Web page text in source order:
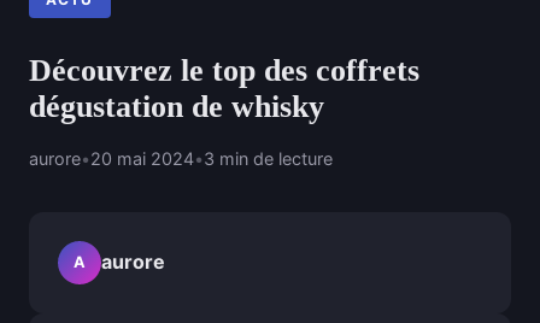
Découvrez le top des coffrets
dégustation de whisky
aurore•20 mai 2024•3 min de lecture
A aurore